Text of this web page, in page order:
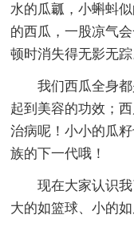
水的瓜瓤，小蝌蚪
的西瓜，一股凉气
顿时消失得无影无踪
我们西瓜全身都
起到美容的功效；
治病呢！小小的瓜
族的下一代哦！
现在大家认识我
大的如篮球、小的